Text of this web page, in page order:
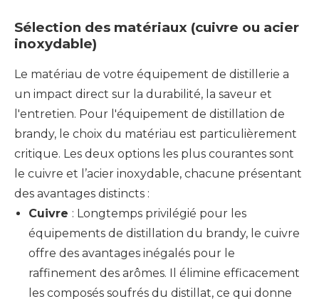
Sélection des matériaux (cuivre ou acier
inoxydable)
Le matériau de votre équipement de distillerie a
un impact direct sur la durabilité, la saveur et
l'entretien. Pour l'équipement de distillation de
brandy, le choix du matériau est particulièrement
critique. Les deux options les plus courantes sont
le cuivre et l’acier inoxydable, chacune présentant
des avantages distincts :
Cuivre : Longtemps privilégié pour les
équipements de distillation du brandy, le cuivre
offre des avantages inégalés pour le
raffinement des arômes. Il élimine efficacement
les composés soufrés du distillat, ce qui donne